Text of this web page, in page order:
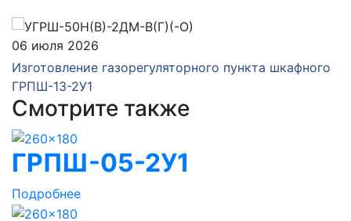
06 июля 2026
Изготовление газорегуляторного пункта шкафного
ГРПШ-13-2У1
Смотрите также
ГРПШ-05-2У1
Подробнее